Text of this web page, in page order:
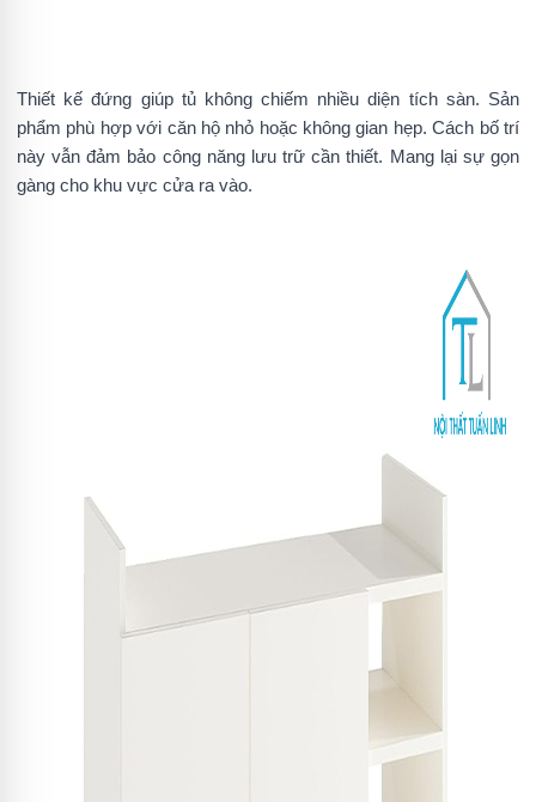
Thiết kế đứng giúp tủ không chiếm nhiều diện tích sàn. Sản
phẩm phù hợp với căn hộ nhỏ hoặc không gian hẹp. Cách bố trí
này vẫn đảm bảo công năng lưu trữ cần thiết. Mang lại sự gọn
gàng cho khu vực cửa ra vào.